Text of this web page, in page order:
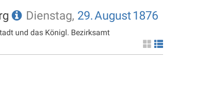
Dienstag, 29.August 1876
und das Königl. Bezirksamt